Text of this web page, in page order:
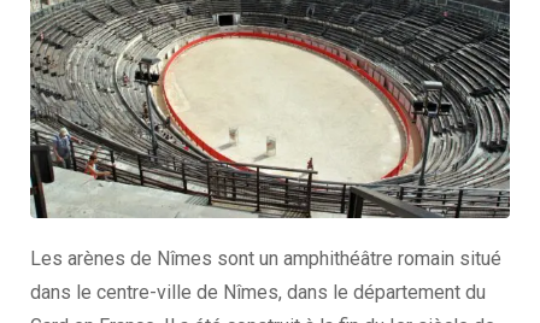
Les arènes de Nîmes sont un amphithéâtre romain situé
dans le centre-ville de Nîmes, dans le département du